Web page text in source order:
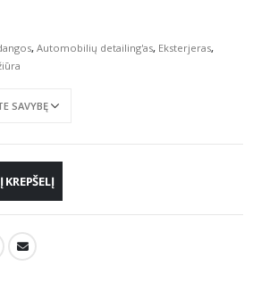
, Automobilių detailing'as, Eksterjeras,
Į KREPŠELĮ